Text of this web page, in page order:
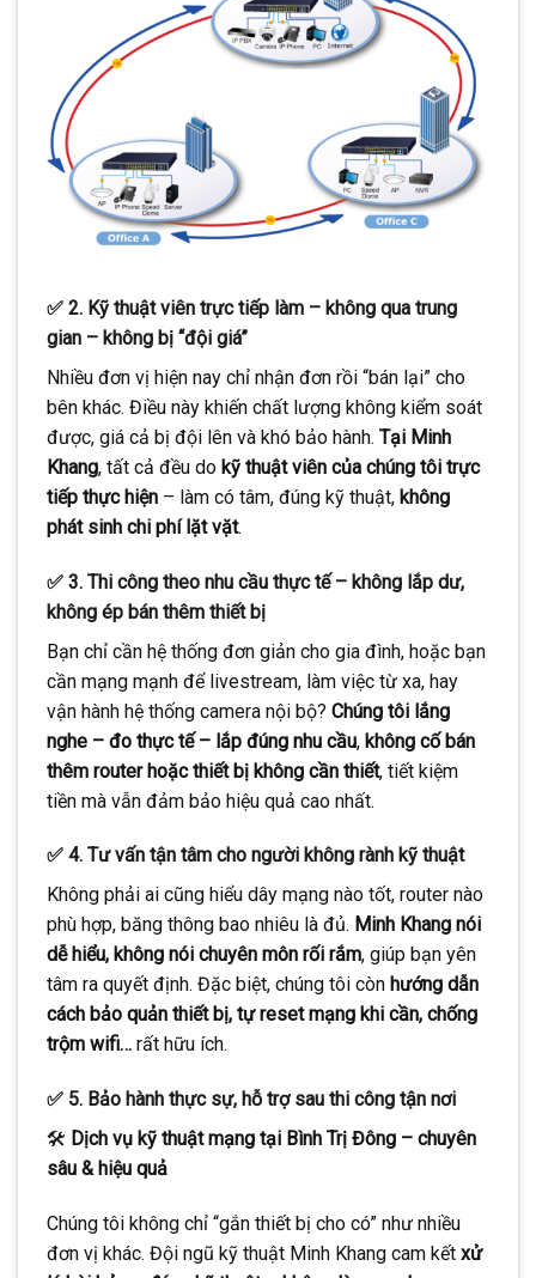
✅ 2. Kỹ thuật viên trực tiếp làm – không qua trung
gian – không bị “đội giá”
Nhiều đơn vị hiện nay chỉ nhận đơn rồi “bán lại” cho
bên khác. Điều này khiến chất lượng không kiểm soát
được, giá cả bị đội lên và khó bảo hành. Tại Minh
Khang, tất cả đều do kỹ thuật viên của chúng tôi trực
tiếp thực hiện – làm có tâm, đúng kỹ thuật, không
phát sinh chi phí lặt vặt.
✅ 3. Thi công theo nhu cầu thực tế – không lắp dư,
không ép bán thêm thiết bị
Bạn chỉ cần hệ thống đơn giản cho gia đình, hoặc bạn
cần mạng mạnh để livestream, làm việc từ xa, hay
vận hành hệ thống camera nội bộ? Chúng tôi lắng
nghe – đo thực tế – lắp đúng nhu cầu, không cố bán
thêm router hoặc thiết bị không cần thiết, tiết kiệm
tiền mà vẫn đảm bảo hiệu quả cao nhất.
✅ 4. Tư vấn tận tâm cho người không rành kỹ thuật
Không phải ai cũng hiểu dây mạng nào tốt, router nào
phù hợp, băng thông bao nhiêu là đủ. Minh Khang nói
dễ hiểu, không nói chuyên môn rối rắm, giúp bạn yên
tâm ra quyết định. Đặc biệt, chúng tôi còn hướng dẫn
cách bảo quản thiết bị, tự reset mạng khi cần, chống
trộm wifi… rất hữu ích.
✅ 5. Bảo hành thực sự, hỗ trợ sau thi công tận nơi
🛠️ Dịch vụ kỹ thuật mạng tại Bình Trị Đông – chuyên
sâu & hiệu quả
Chúng tôi không chỉ “gắn thiết bị cho có” như nhiều
đơn vị khác. Đội ngũ kỹ thuật Minh Khang cam kết xử